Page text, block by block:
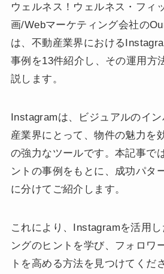
ウェルネス！ウェルネス・フィ
画/Webマーケティング会社の
は、不動産業界における
事例を13件紹介し、その運用方
説します。
Instagramは、ビジュアルのイ
産業界にとって、物件の魅力を
の強力なツールです。本記事で
ントの事例をもとに、成功パタ
に分けてご紹介します。
これにより、Instagramを活用
ングのヒントを学び、フォロワ
トを高める方法を見つけてくだ